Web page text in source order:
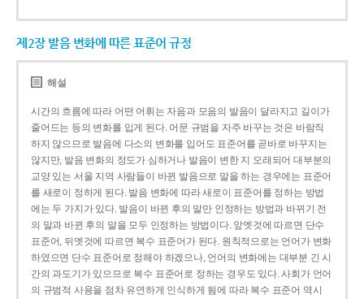
제2장 발음 변화에 따른 표준어 규정
해설
시간의 흐름에 따라 어떤 어휘는 자음과 모음의 발음이 달라지고 길이가
줄어드는 등의 변화를 입게 된다. 어문 규범을 자주 바꾸는 것은 바람직
하지 않으므로 발음에 다소의 변화를 입어도 표준어를 곧바로 바꾸지는
않지만, 발음 변화의 정도가 심하거나 발음이 변한 지 오래되어 대부분의
교양 있는 서울 지역 사람들이 바뀐 발음으로 말을 하는 경우에는 표준어
를 새로이 정하게 된다. 발음 변화에 따라 새로이 표준어를 정하는 방법
에는 두 가지가 있다. 발음이 바뀐 후의 말만 인정하는 방법과 바뀌기 전
의 말과 바뀐 후의 말을 모두 인정하는 방법이다. 앞엣것에 따르면 단수
표준어, 뒤엣것에 따르면 복수 표준어가 된다. 원칙적으로는 언어가 변화
하였으면 단수 표준어로 정해야 하겠으나, 언어의 변화에는 대부분 긴 시
간의 과도기가 있으므로 복수 표준어로 정하는 경우도 있다. 사회가 언어
의 규범적 사용을 점차 유연하게 인식하게 됨에 따라 복수 표준어 역시